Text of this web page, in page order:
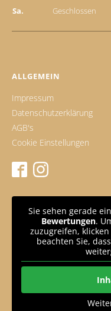
Sa.
Geschlossen
ALLGEMEIN
Impressum
Datenschutzerklärung
AGB's
Cookie Einstellungen
Sie sehen gerade
Bewertungen.
zuzugreifen,
beachten Sie,